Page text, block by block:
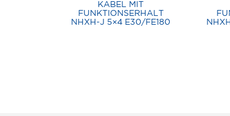
KABEL MIT
FUNKTIONSERHALT
NHXH-J 5×4 E30/FE180